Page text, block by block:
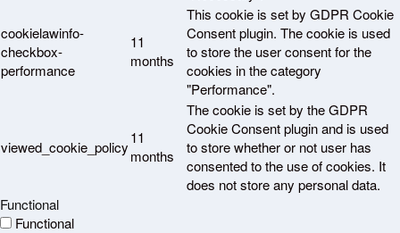
cookielawinfo-
checkbox-
performance
11
months
This cookie is set by GDPR Cookie
Consent plugin. The cookie is used
to store the user consent for the
cookies in the category
"Performance".
viewed_cookie_policy
11
months
The cookie is set by the GDPR
Cookie Consent plugin and is used
to store whether or not user has
consented to the use of cookies. It
does not store any personal data.
Functional
Functional